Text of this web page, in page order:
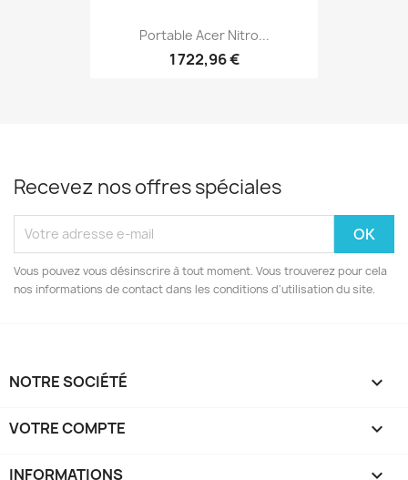
Portable Acer Nitro...
1 722,96 €
Recevez nos offres spéciales
Vous pouvez vous désinscrire à tout moment. Vous trouverez pour cela
nos informations de contact dans les conditions d'utilisation du site.
NOTRE SOCIÉTÉ 
VOTRE COMPTE 
INFORMATIONS keyboard_arrow_down